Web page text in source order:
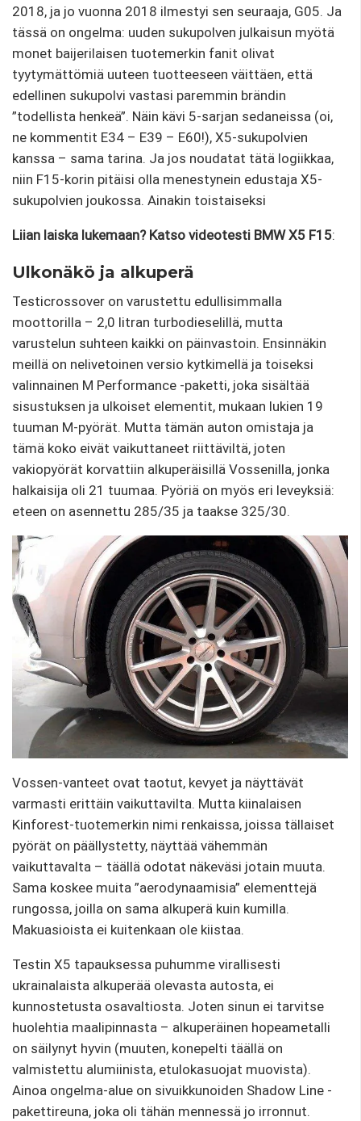
2018, ja jo vuonna 2018 ilmestyi sen seuraaja, G05. Ja
tässä on ongelma: uuden sukupolven julkaisun myötä
monet baijerilaisen tuotemerkin fanit olivat
tyytymättömiä uuteen tuotteeseen väittäen, että
edellinen sukupolvi vastasi paremmin brändin
”todellista henkeä”. Näin kävi 5-sarjan sedaneissa (oi,
ne kommentit E34 – E39 – E60!), X5-sukupolvien
kanssa – sama tarina. Ja jos noudatat tätä logiikkaa,
niin F15-korin pitäisi olla menestynein edustaja X5-
sukupolvien joukossa. Ainakin toistaiseksi
Liian laiska lukemaan? Katso videotesti BMW X5 F15:
Ulkonäkö ja alkuperä
Testicrossover on varustettu edullisimmalla
moottorilla – 2,0 litran turbodieselillä, mutta
varustelun suhteen kaikki on päinvastoin. Ensinnäkin
meillä on nelivetoinen versio kytkimellä ja toiseksi
valinnainen M Performance -paketti, joka sisältää
sisustuksen ja ulkoiset elementit, mukaan lukien 19
tuuman M-pyörät. Mutta tämän auton omistaja ja
tämä koko eivät vaikuttaneet riittäviltä, ​​joten
vakiopyörät korvattiin alkuperäisillä Vossenilla, jonka
halkaisija oli 21 tuumaa. Pyöriä on myös eri leveyksiä:
eteen on asennettu 285/35 ja taakse 325/30.
Vossen-vanteet ovat taotut, kevyet ja näyttävät
varmasti erittäin vaikuttavilta. Mutta kiinalaisen
Kinforest-tuotemerkin nimi renkaissa, joissa tällaiset
pyörät on päällystetty, näyttää vähemmän
vaikuttavalta – täällä odotat näkeväsi jotain muuta.
Sama koskee muita ”aerodynaamisia” elementtejä
rungossa, joilla on sama alkuperä kuin kumilla.
Makuasioista ei kuitenkaan ole kiistaa.
Testin X5 tapauksessa puhumme virallisesti
ukrainalaista alkuperää olevasta autosta, ei
kunnostetusta osavaltiosta. Joten sinun ei tarvitse
huolehtia maalipinnasta – alkuperäinen hopeametalli
on säilynyt hyvin (muuten, konepelti täällä on
valmistettu alumiinista, etulokasuojat muovista).
Ainoa ongelma-alue on sivuikkunoiden Shadow Line -
pakettireuna, joka oli tähän mennessä jo irronnut.